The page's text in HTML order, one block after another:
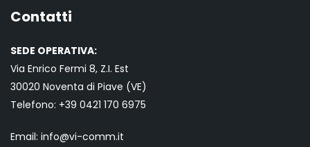
Contatti
SEDE OPERATIVA:
Via Enrico Fermi 8, Z.I. Est
30020 Noventa di Piave (VE)
Telefono: +39 0421 170 6975
Email: info@vi-comm.it